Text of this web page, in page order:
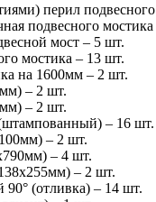
перил
подвесного
мост – 5 шт.
мостика – 13 шт.
на 1600мм – 2 шт.
– 2 шт.
– 2 шт.
– 16 шт.
– 2 шт.
– 4 шт.
– 2 шт.
90° (отливка) – 14 шт.